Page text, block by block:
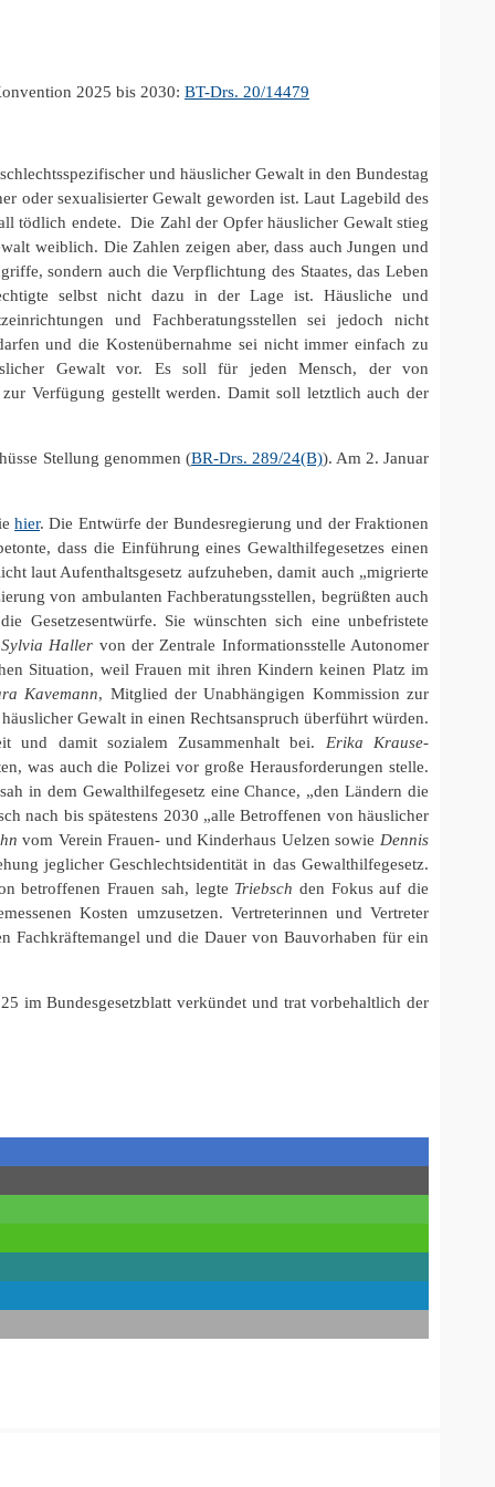
2025 bis 2030: BT-Drs. 20/14479
und häuslicher Gewalt in den Bundestag
oder sexualisierter Gewalt geworden ist. Laut Lagebild des
tödlich endete. Die Zahl der Opfer häuslicher Gewalt stieg
weiblich. Die Zahlen zeigen aber, dass auch Jungen und
sondern auch die Verpflichtung des Staates, das Leben
selbst nicht dazu in der Lage ist. Häusliche und
und Fachberatungsstellen sei jedoch nicht
und die Kostenübernahme sei nicht immer einfach zu
Gewalt vor. Es soll für jeden Mensch, der von
Verfügung gestellt werden. Damit soll letztlich auch der
Stellung genommen (BR-Drs. 289/24(B)). Am 2. Januar
hier. Die Entwürfe der Bundesregierung und der Fraktionen
dass die Einführung eines Gewalthilfegesetzes einen
laut Aufenthaltsgesetz aufzuheben, damit auch „migrierte
von ambulanten Fachberatungsstellen, begrüßten auch
Gesetzesentwürfe. Sie wünschten sich eine unbefristete
Sylvia Haller von der Zentrale Informationsstelle Autonomer
Situation, weil Frauen mit ihren Kindern keinen Platz im
Kavemann, Mitglied der Unabhängigen Kommission zur
Gewalt in einen Rechtsanspruch überführt würden.
und damit sozialem Zusammenhalt bei. Erika Krause-
was auch die Polizei vor große Herausforderungen stelle.
in dem Gewalthilfegesetz eine Chance, „den Ländern die
nach bis spätestens 2030 „alle Betroffenen von häuslicher
vom Verein Frauen- und Kinderhaus Uelzen sowie Dennis
jeglicher Geschlechtsidentität in das Gewalthilfegesetz.
betroffenen Frauen sah, legte Triebsch den Fokus auf die
Kosten umzusetzen. Vertreterinnen und Vertreter
Fachkräftemangel und die Dauer von Bauvorhaben für ein
im Bundesgesetzblatt verkündet und trat vorbehaltlich der